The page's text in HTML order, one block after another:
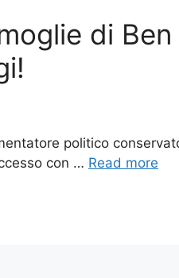
di
politico
con … Read more